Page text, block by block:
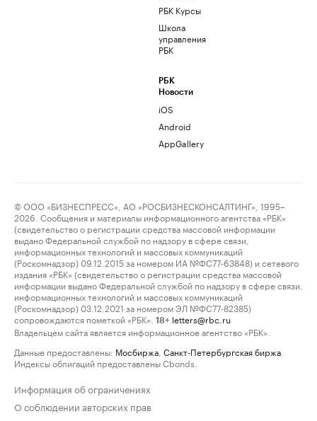
РБК Курсы
Школа
управления
РБК
РБК
Новости
iOS
Android
AppGallery
© ООО «БИЗНЕСПРЕСС», АО «РОСБИЗНЕСКОНСАЛТИНГ», 1995–
2026. Сообщения и материалы информационного агентства «РБК»
(свидетельство о регистрации средства массовой информации
выдано Федеральной службой по надзору в сфере связи,
информационных технологий и массовых коммуникаций
(Роскомнадзор) 09.12.2015 за номером ИА №ФС77-63848) и сетевого
издания «РБК» (свидетельство о регистрации средства массовой
информации выдано Федеральной службой по надзору в сфере связи,
информационных технологий и массовых коммуникаций
(Роскомнадзор) 03.12.2021 за номером ЭЛ №ФС77-82385)
сопровождаются пометкой «РБК».
18+ letters@rbc.ru
Владельцем сайта является информационное агентство «РБК».
Данные предоставлены: Мосбиржа Санкт-Петербургская биржа
Индексы облигаций предоставлены Cbonds.
Информация об ограничениях
О соблюдении авторских прав